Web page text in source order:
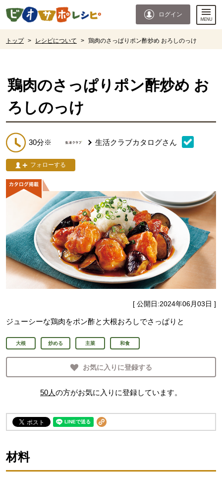
ページの先頭です。
ログイン
トップ > レシピについて > 鶏肉のさっぱりポン酢炒め おろしのっけ
鶏肉のさっぱりポン酢炒め お
ろしのっけ
30分※ 生活クラブカタログさん
フォローする
[ 公開日:2024年06月03日 ]
ジューシーな鶏肉をポン酢と大根おろしでさっぱりと
大根 炒める 主菜 和食
お気に入りに登録する
50人の方がお気に入りに登録しています。
材料